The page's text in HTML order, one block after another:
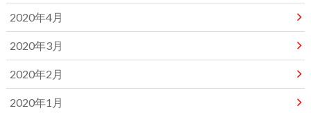
2020年4月
2020年3月
2020年2月
2020年1月